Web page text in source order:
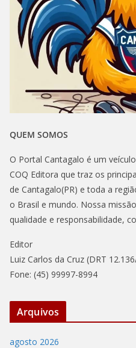
QUEM SOMOS
O Portal Cantagalo é um
COQ Editora que traz os
de Cantagalo(PR) e toda a
o Brasil e mundo. Nossa
qualidade e responsabilidade,
Editor
Luiz Carlos da Cruz (DRT
Fone: (45) 99997-8994
Arquivos
agosto 2026